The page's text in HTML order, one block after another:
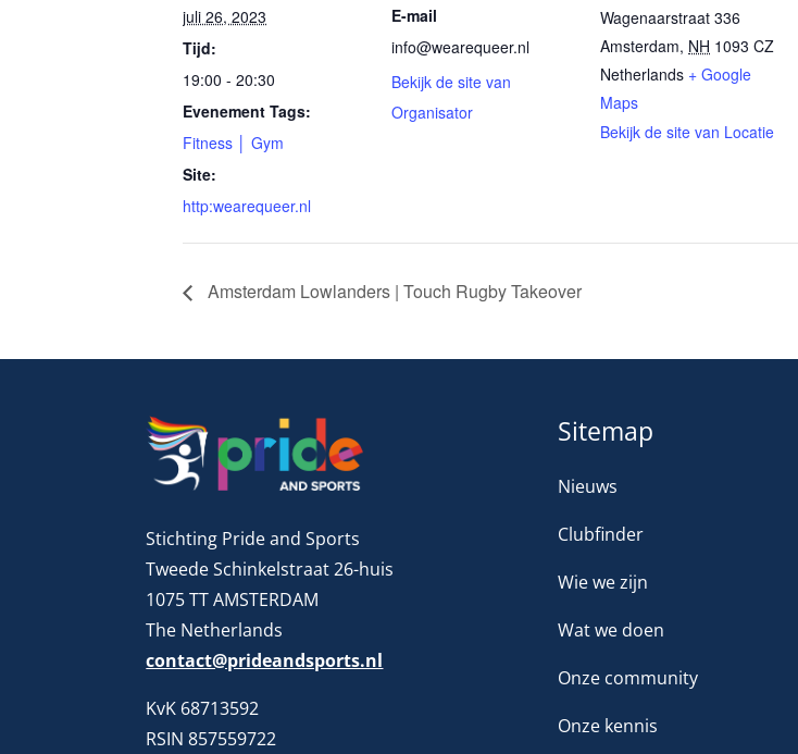
juli 26, 2023
Tijd:
19:00 - 20:30
Evenement Tags:
Fitness │ Gym
Site:
http:wearequeer.nl
E-mail
info@wearequeer.nl
Bekijk de site van
Organisator
Wagenaarstraat 336
Amsterdam, NH 1093 CZ
Netherlands + Google
Maps
Bekijk de site van Locatie
Amsterdam Lowlanders | Touch Rugby Takeover
Stichting Pride and Sports
Tweede Schinkelstraat 26-huis
1075 TT AMSTERDAM
The Netherlands
contact@prideandsports.nl
KvK 68713592
RSIN 857559722
Sitemap
Nieuws
Clubfinder
Wie we zijn
Wat we doen
Onze community
Onze kennis